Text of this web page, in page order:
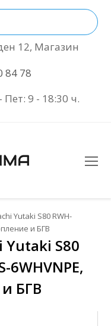
12, Магазин
84 78
Пет: 9 - 18:30 ч.
Yutaki S80 RWH-
и БГВ
S80
6WHVNPE,
БГВ